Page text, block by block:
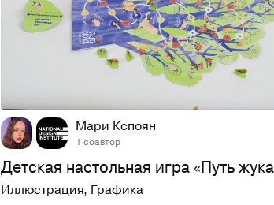
Мари Кспоян
1 соавтор
Детская настольная игра «Путь
Иллюстрация, Графика